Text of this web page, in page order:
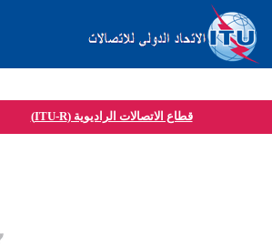
قطاع الاتصالات الراديوية (ITU-R)